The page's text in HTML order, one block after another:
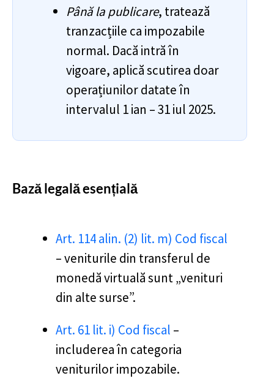
Până la publicare, tratează
tranzacțiile ca impozabile
normal. Dacă intră în
vigoare, aplică scutirea doar
operațiunilor datate în
intervalul 1 ian – 31 iul 2025.
Bază legală esențială
Art. 114 alin. (2) lit. m) Cod fiscal
– veniturile din transferul de
monedă virtuală sunt „venituri
din alte surse”.
Art. 61 lit. i) Cod fiscal –
includerea în categoria
veniturilor impozabile.